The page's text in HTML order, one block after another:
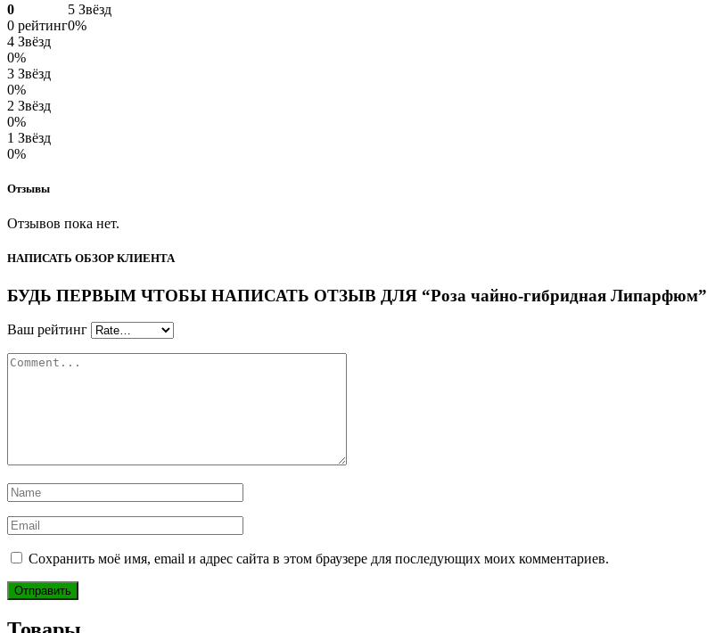
0
0 рейтинг
5 Звёзд
0%
4 Звёзд
0%
3 Звёзд
0%
2 Звёзд
0%
1 Звёзд
0%
Отзывы
Отзывов пока нет.
НАПИСАТЬ ОБЗОР КЛИЕНТА
БУДЬ ПЕРВЫМ ЧТОБЫ НАПИСАТЬ ОТЗЫВ ДЛЯ “Роза чайно-гибридная Липарфюм”
Ваш рейтинг
Сохранить моё имя, email и адрес сайта в этом браузере для последующих моих комментариев.